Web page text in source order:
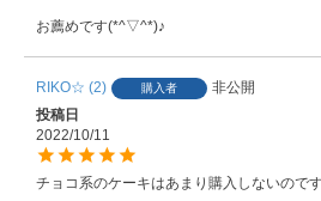
お薦めです(*^▽^*)♪
RIKO☆ 2 購入者
非公開
投稿日
2022/10/11
チョコ系のケーキはあまり購入しないので